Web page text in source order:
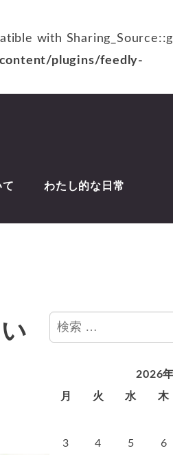
with
plugins/feedly-
わたし的な日常
検
索
2026
月
火 水 木
3 4 5 6